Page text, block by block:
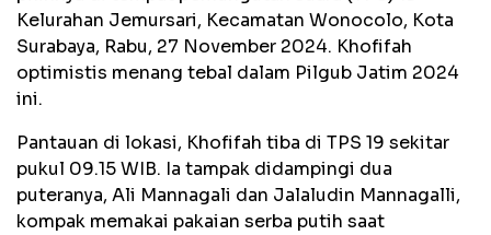
Kelurahan Jemursari, Kecamatan Wonocolo, Kota
Surabaya, Rabu, 27 November 2024. Khofifah
optimistis menang tebal dalam Pilgub Jatim 2024
ini.
Pantauan di lokasi, Khofifah tiba di TPS 19 sekitar
pukul 09.15 WIB. Ia tampak didampingi dua
puteranya, Ali Mannagali dan Jalaludin Mannagalli,
kompak memakai pakaian serba putih saat